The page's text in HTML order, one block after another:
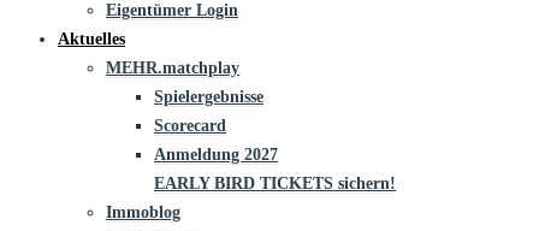
Eigentümer Login
Aktuelles
MEHR.matchplay
Spielergebnisse
Scorecard
Anmeldung 2027
EARLY BIRD TICKETS sichern!
Immoblog